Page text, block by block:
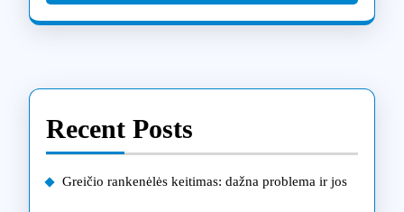
Recent Posts
Greičio rankenėlės keitimas: dažna problema ir jos